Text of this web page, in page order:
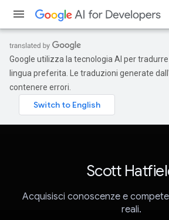
Google utilizza la tecnologia AI per
lingua preferita. Le traduzioni generate
contenere errori.
Scott
Acquisisci conoscenze e
reali.